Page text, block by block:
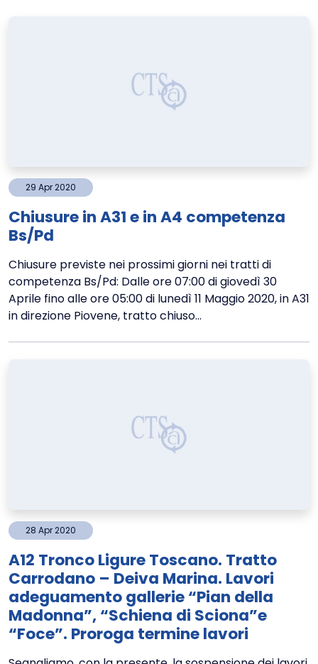
29 Apr2020
Chiusure in A31 e in A4 competenza
Bs/Pd
Chiusure previste nei prossimi giorni nei tratti di
competenza Bs/Pd: Dalle ore 07:00 di giovedì 30
Aprile fino alle ore 05:00 di lunedì 11 Maggio 2020, in A31
in direzione Piovene, tratto chiuso...
28 Apr2020
A12 Tronco Ligure Toscano. Tratto
Carrodano – Deiva Marina. Lavori
adeguamento gallerie “Pian della
Madonna”, “Schiena di Sciona”e
“Foce”. Proroga termine lavori